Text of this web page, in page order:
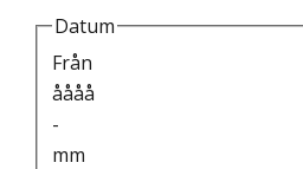
Datum
Från
åååå
-
mm